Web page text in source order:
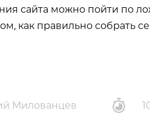
сайта можно пойти по
как правильно собрать
Милованцев